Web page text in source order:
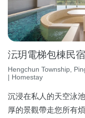
沄玥電梯包棟民宿
Hengchun Township,
| Homestay
沉浸在私人的天空泳
厚的景觀帶走您所有煩